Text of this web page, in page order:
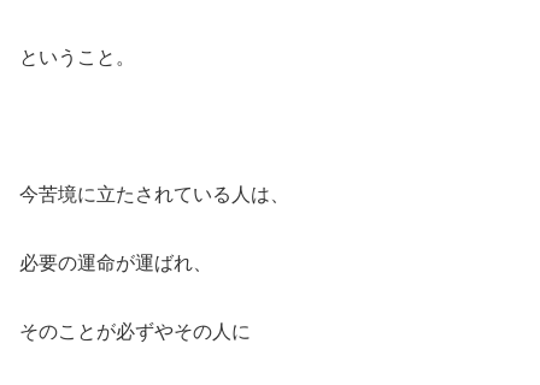
ということ。
今苦境に立たされている人は、
必要の運命が運ばれ、
そのことが必ずやその人に